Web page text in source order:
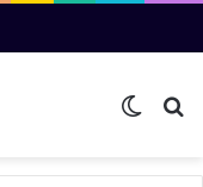
Operasyonu
Dış